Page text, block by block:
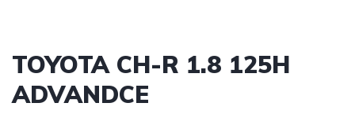
TOYOTA CH-R 1.8 125H
ADVANDCE